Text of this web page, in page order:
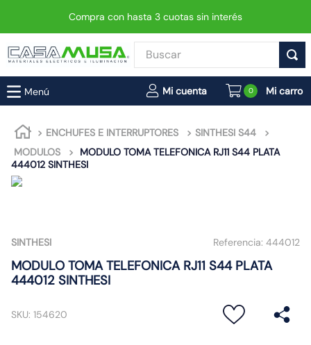
Compra con hasta 3 cuotas sin interés
Buscar
0
ENCHUFES E INTERRUPTORES
SINTHESI S44
MODULOS
MODULO TOMA TELEFONICA RJ11 S44 PLATA
444012 SINTHESI
SINTHESI Referencia: 444012
MODULO TOMA TELEFONICA RJ11 S44 PLATA
444012 SINTHESI
SKU: 154620
TÉRMINOS MÁS BUSCADOS
1.
interruptor
2.
enchufe
3.
luminaria vial led neo
foco led
8.
ampolleta